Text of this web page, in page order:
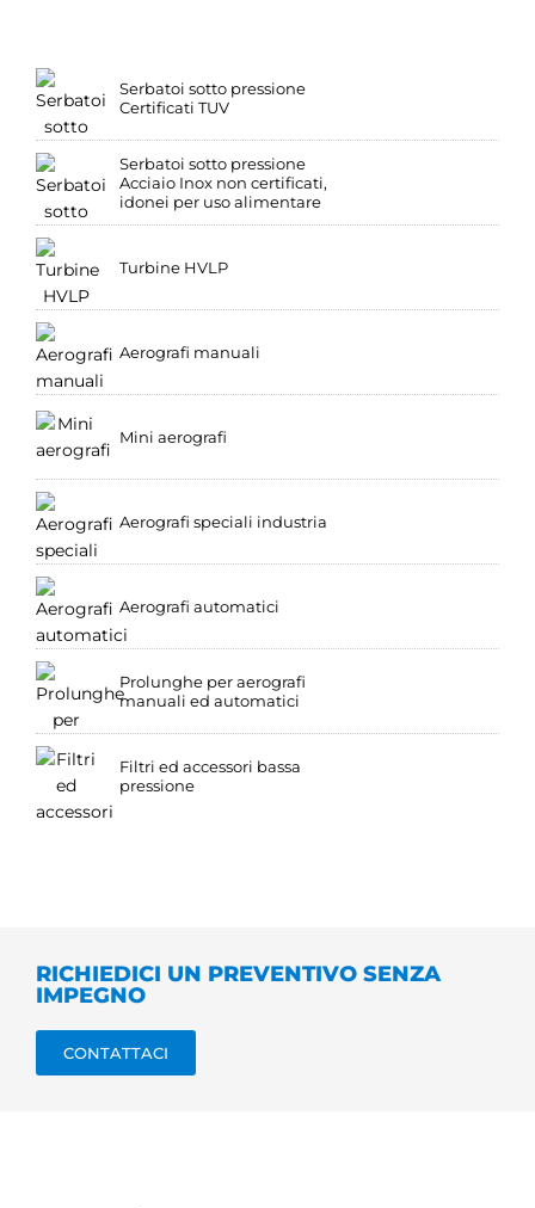
Serbatoi sotto pressione
Certificati TUV
Serbatoi sotto pressione
Acciaio Inox non certificati,
idonei per uso alimentare
Turbine HVLP
Aerografi manuali
Mini aerografi
Aerografi speciali industria
Aerografi automatici
Prolunghe per aerografi
manuali ed automatici
Filtri ed accessori bassa
pressione
RICHIEDICI UN PREVENTIVO SENZA
IMPEGNO
CONTATTACI